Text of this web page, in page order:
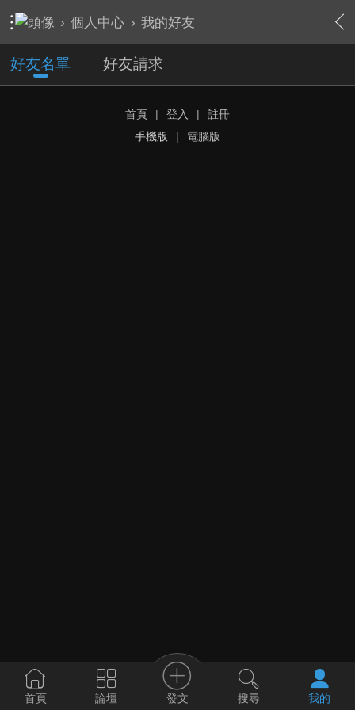
› 個人中心 › 我的好友
好友名單 好友請求
首頁 | 登入 |
註冊
手機版
| 電腦版
首頁 論壇 發文 搜尋 我的